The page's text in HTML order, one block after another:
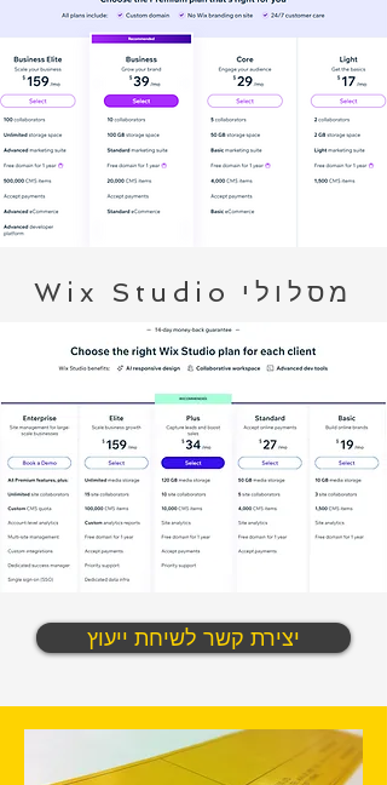
מסלולי Wix Studio
יצירת קשר לשיחת ייעוץ